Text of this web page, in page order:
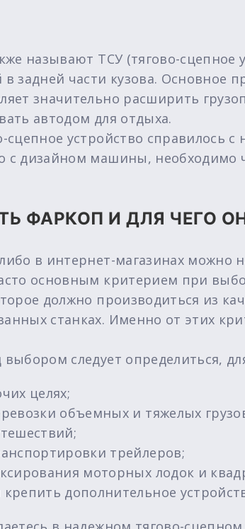
называют ТСУ (тягово-сцепное
в задней части кузова. Основное
значительно расширить
автодом для отдыха.
сцепное устройство справилось
с дизайном машины, необходимо
ФАРКОП И ДЛЯ ЧЕГО
в интернет-магазинах можно
основным критерием при
должно производиться из
станках. Именно от этих
следует определиться,
целях;
объемных и тяжелых
трейлеров;
моторных лодок и
дополнительное